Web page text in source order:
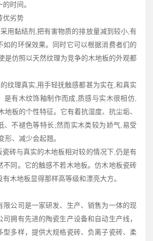
时间。
优劣势
用黏结剂,把有害物质的排放量减到较小,有
如的环保效果。同时它可以根据消费者们的
是仿照以天然纹理为竞争的木地板的外观都
纹理真实,用手轻抚触感都甚为实在,和真实
是有木纹饰釉制作而成,质感与实木很相仿,
地板的个性特征。它有着抗湿度、抗尘垢、
、不褪色等特长;然而实木类较为娇气,易受
形、减少会起翘。
砖与真实的木地板相对较的情况下,仍是有
不同。它的触感不若木地板。仿木地板瓷砖
木地板显得那样高等级和漂亮大方。
限公司是一家研发、生产、销售为一体的现
拥有先进的陶瓷生产设备和自动生产线，
型多样，提供大规格瓷砖、负离子瓷砖、柔